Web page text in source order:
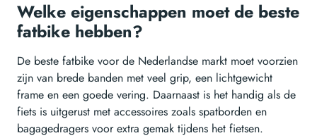
Welke eigenschappen moet de beste
fatbike hebben?
De beste fatbike voor de Nederlandse markt moet voorzien
zijn van brede banden met veel grip, een lichtgewicht
frame en een goede vering. Daarnaast is het handig als de
fiets is uitgerust met accessoires zoals spatborden en
bagagedragers voor extra gemak tijdens het fietsen.